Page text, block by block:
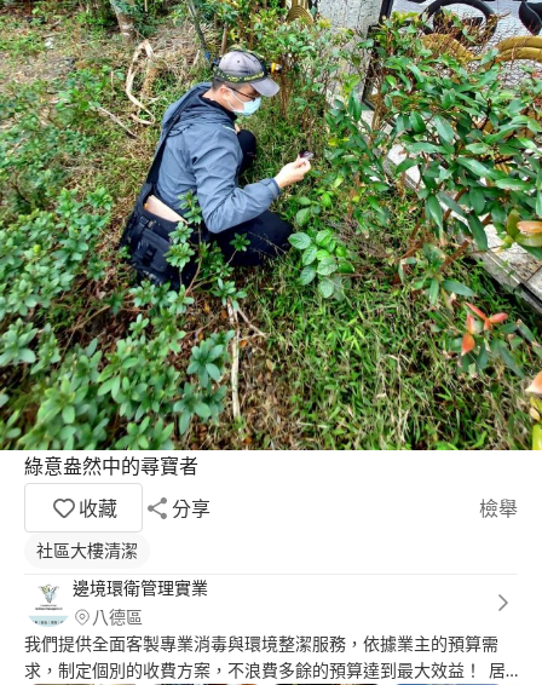
綠意盎然中的尋寶者
收藏
分享 檢舉
社區大樓清潔
邊境環衛管理實業
八德區
我們提供全面客製專業消毒與環境整潔服務，依據業主的預算需
求，制定個別的收費方案，不浪費多餘的預算達到最大效益！ 居